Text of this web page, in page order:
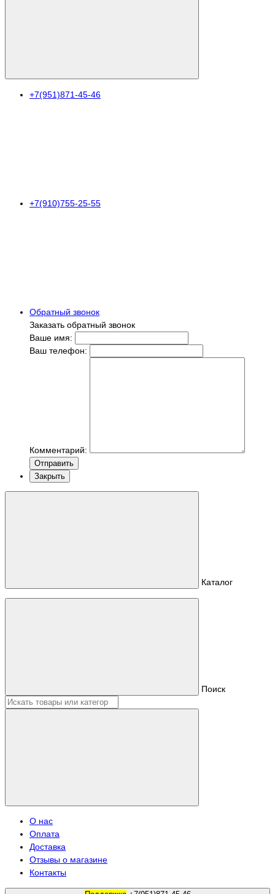
+7(951)871-45-46
+7(910)755-25-55
Обратный звонок
Заказать обратный звонок
Ваше имя:
Ваш телефон:
Комментарий:
Отправить
Закрыть
Каталог
Поиск
О нас
Оплата
Доставка
Отзывы о магазине
Контакты